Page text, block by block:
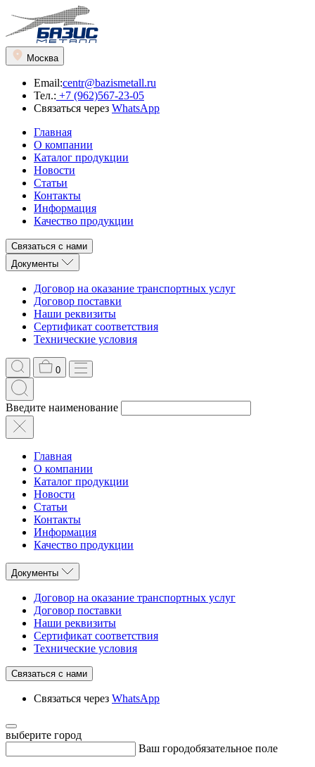
Москва
Email:centr@bazismetall.ru
Тел.: +7 (962)567-23-05
Связаться через WhatsApp
Главная
О компании
Каталог продукции
Новости
Статьи
Контакты
Информация
Качество продукции
Связаться с нами
Документы
Договор на оказание транспортных услуг
Договор поставки
Наши реквизиты
Сертификат соответствия
Технические условия
0
Введите наименование
Главная
О компании
Каталог продукции
Новости
Статьи
Контакты
Информация
Качество продукции
Документы
Договор на оказание транспортных услуг
Договор поставки
Наши реквизиты
Сертификат соответствия
Технические условия
Связаться с нами
Связаться через WhatsApp
выберите город
Ваш городобязательное поле